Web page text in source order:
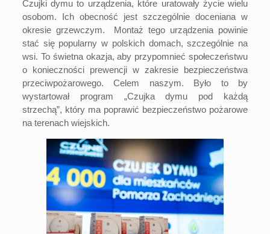
Czujki dymu to urządzenia, które uratowały życie wielu
osobom. Ich obecność jest szczególnie doceniana w
okresie grzewczym. Montaż tego urządzenia powinie
stać się popularny w polskich domach, szczególnie na
wsi. To świetna okazja, aby przypomnieć społeczeństwu
o konieczności prewencji w zakresie bezpieczeństwa
przeciwpożarowego. Celem naszym. Było to by
wystartował program „Czujka dymu pod każdą
strzechą”, który ma poprawić bezpieczeństwo pożarowe
na terenach wiejskich.